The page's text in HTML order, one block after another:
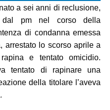
a sei anni di reclusione,
dal pm nel corso della
di condanna emessa
arrestato lo scorso aprile a
e tentato omicidio.
tentato di rapinare una
della titolare l’aveva